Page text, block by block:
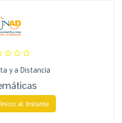
y a Distancia
al Instante